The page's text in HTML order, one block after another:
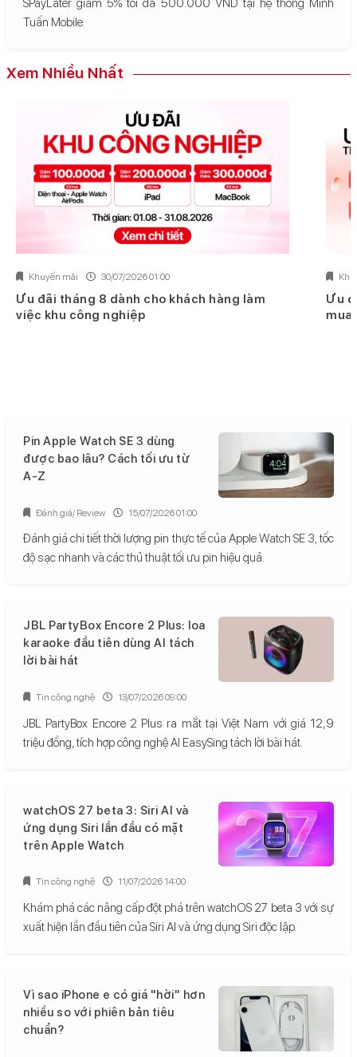
SPayLater giảm 5% tối đa 500.000 VND tại hệ thống Minh
Tuấn Mobile.
Xem Nhiều Nhất
Khuyến mãi 30/07/2026 01:00
Ưu đãi tháng 8 dành cho khách hàng làm
việc khu công nghiệp
Ưu
mua
Pin Apple Watch SE 3 dùng
được bao lâu? Cách tối ưu từ
A-Z
Đánh giá chi tiết thời lượng pin thực tế của Apple Watch SE 3, tốc
độ sạc nhanh và các thủ thuật tối ưu pin hiệu quả.
Đánh giá/ Review 15/07/2026 01:00
JBL PartyBox Encore 2 Plus: loa
karaoke đầu tiên dùng AI tách
lời bài hát
JBL PartyBox Encore 2 Plus ra mắt tại Việt Nam với giá 12,9
triệu đồng, tích hợp công nghệ AI EasySing tách lời bài hát.
Tin công nghệ 13/07/2026 09:00
watchOS 27 beta 3: Siri AI và
ứng dụng Siri lần đầu có mặt
trên Apple Watch
Khám phá các nâng cấp đột phá trên watchOS 27 beta 3 với sự
xuất hiện lần đầu tiên của Siri AI và ứng dụng Siri độc lập.
Tin công nghệ 11/07/2026 14:00
Vì sao iPhone e có giá "hời" hơn
nhiều so với phiên bản tiêu
chuẩn?